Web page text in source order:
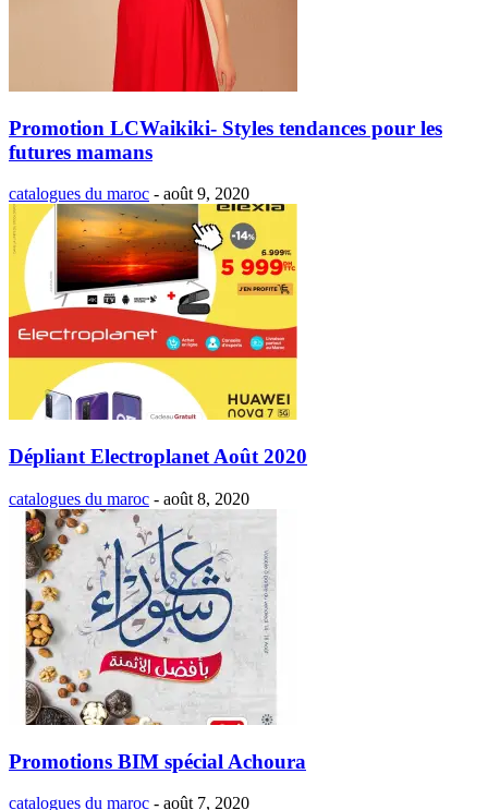
Promotion LCWaikiki- Styles tendances pour les
futures mamans
catalogues du maroc - août 9, 2020
Dépliant Electroplanet Août 2020
catalogues du maroc - août 8, 2020
Promotions BIM spécial Achoura
catalogues du maroc - août 7, 2020